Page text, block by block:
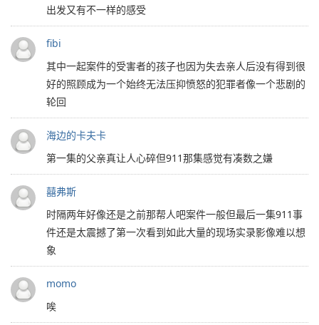
出发又有不一样的感受
fibi
其中一起案件的受害者的孩子也因为失去亲人后没有得到很
好的照顾成为一个始终无法压抑愤怒的犯罪者像一个悲剧的
轮回
海边的卡夫卡
第一集的父亲真让人心碎但911那集感觉有凑数之嫌
囍弗斯
时隔两年好像还是之前那帮人吧案件一般但最后一集911事
件还是太震撼了第一次看到如此大量的现场实录影像难以想
象
momo
唉